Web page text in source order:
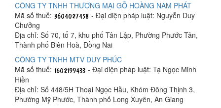
CÔNG TY TNHH THƯƠNG MẠI GỖ HOÀNG NAM PHÁT
Mã số thuế:
- Đại diện pháp luật: Nguyễn Duy
Chưởng
Địa chỉ: Số 70, tổ 7, khu phố Tân Lập, Phường Phước Tân,
Thành phố Biên Hoà, Đồng Nai
CÔNG TY TNHH MTV DUY PHÚC
Mã số thuế:
- Đại diện pháp luật: Tạ Ngọc Minh
Hiền
Địa chỉ: Số 448/5H Thoại Ngọc Hầu, Khóm Đông Thịnh 3,
Phường Mỹ Phước, Thành phố Long Xuyên, An Giang